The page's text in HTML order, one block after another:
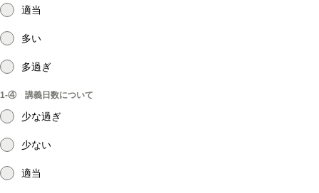
適当
多い
多過ぎ
1-④ 講義日数について
少な過ぎ
少ない
適当